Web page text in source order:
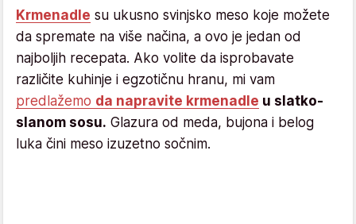
Krmenadle su ukusno svinjsko meso koje možete
da spremate na više načina, a ovo je jedan od
najboljih recepata. Ako volite da isprobavate
različite kuhinje i egzotičnu hranu, mi vam
predlažemo da napravite krmenadle u slatko-
slanom sosu. Glazura od meda, bujona i belog
luka čini meso izuzetno sočnim.